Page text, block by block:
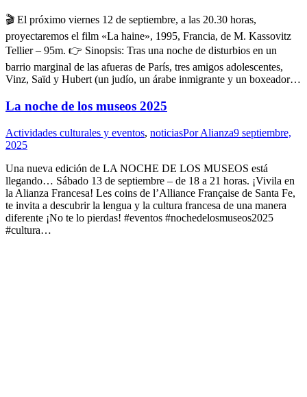
🎬 El próximo viernes 12 de septiembre, a las 20.30 horas,
proyectaremos el film «La haine», 1995, Francia, de M. Kassovitz
Tellier – 95m. 👉 Sinopsis: Tras una noche de disturbios en un
barrio marginal de las afueras de París, tres amigos adolescentes,
Vinz, Saïd y Hubert (un judío, un árabe inmigrante y un boxeador…
La noche de los museos 2025
Actividades culturales y eventos, noticiasPorAlianza9 septiembre,
2025
Una nueva edición de LA NOCHE DE LOS MUSEOS está
llegando… Sábado 13 de septiembre – de 18 a 21 horas. ¡Vivila en
la Alianza Francesa! Les coins de l’Alliance Française de Santa Fe,
te invita a descubrir la lengua y la cultura francesa de una manera
diferente ¡No te lo pierdas! #eventos #nochedelosmuseos2025
#cultura…